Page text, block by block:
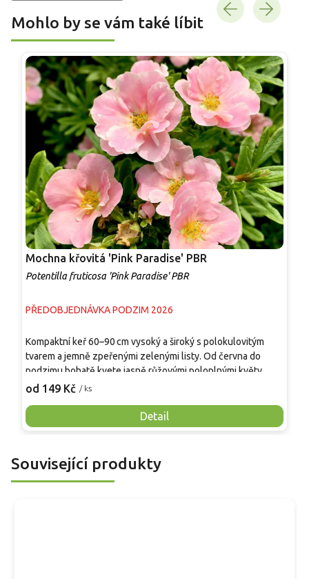
Mohlo by se vám také líbit
Mochna křovitá 'Pink Paradise' PBR
Potentilla fruticosa 'Pink Paradise' PBR
PŘEDOBJEDNÁVKA PODZIM 2026
od 149 Kč / ks
Detail
Kompaktní keř 60–90 cm vysoký a široký s polokulovitým
tvarem a jemně zpeřenými zelenými listy. Od června do
podzimu bohatě kvete jasně růžovými poloplnými květy,
které odolávají blednutí. Díky výjimečné mrazuvzdornosti
oblastech bez zimního krytí. Vhodný jako solitér, do
skupinových výsadeb, nízkých živých plotů či okrajů záhonů.
Související produkty